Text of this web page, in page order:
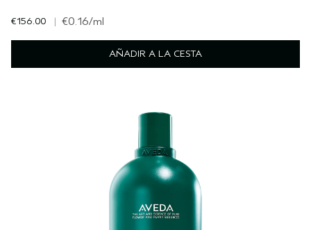
€156.00 | €0.16/ml
AÑADIR A LA CESTA